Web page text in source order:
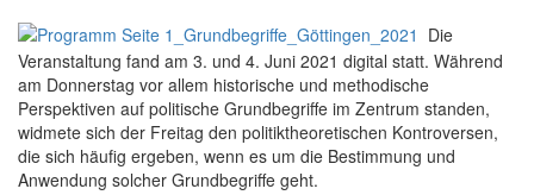
Die
Veranstaltung fand am 3. und 4. Juni 2021 digital statt. Während
am Donnerstag vor allem historische und methodische
Perspektiven auf politische Grundbegriffe im Zentrum standen,
widmete sich der Freitag den politiktheoretischen Kontroversen,
die sich häufig ergeben, wenn es um die Bestimmung und
Anwendung solcher Grundbegriffe geht.